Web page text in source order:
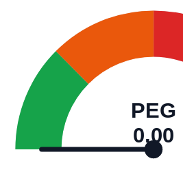
PEG
0,00